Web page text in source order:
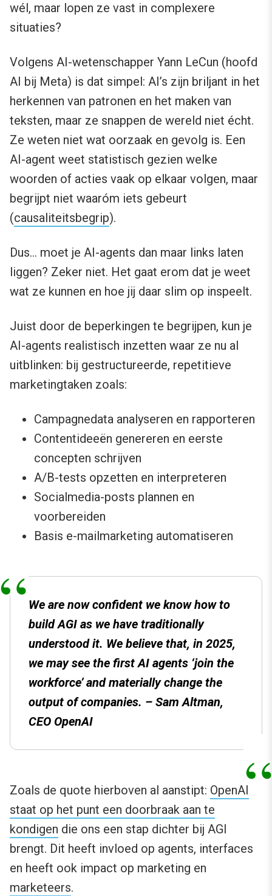
wél, maar lopen ze vast in complexere
situaties?
Volgens AI-wetenschapper Yann LeCun (hoofd
AI bij Meta) is dat simpel: AI’s zijn briljant in het
herkennen van patronen en het maken van
teksten, maar ze snappen de wereld niet écht.
Ze weten niet wat oorzaak en gevolg is. Een
AI-agent weet statistisch gezien welke
woorden of acties vaak op elkaar volgen, maar
begrijpt niet waaróm iets gebeurt
(causaliteitsbegrip).
Dus… moet je AI-agents dan maar links laten
liggen? Zeker niet. Het gaat erom dat je weet
wat ze kunnen en hoe jij daar slim op inspeelt.
Juist door de beperkingen te begrijpen, kun je
AI-agents realistisch inzetten waar ze nu al
uitblinken: bij gestructureerde, repetitieve
marketingtaken zoals:
Campagnedata analyseren en rapporteren
Contentideeën genereren en eerste
concepten schrijven
A/B-tests opzetten en interpreteren
Socialmedia-posts plannen en
voorbereiden
Basis e-mailmarketing automatiseren
We are now confident we know how to
build AGI as we have traditionally
understood it. We believe that, in 2025,
we may see the first AI agents ‘join the
workforce’ and materially change the
output of companies. – Sam Altman,
CEO OpenAI
Zoals de quote hierboven al aanstipt: OpenAI
staat op het punt een doorbraak aan te
kondigen die ons een stap dichter bij AGI
brengt. Dit heeft invloed op agents, interfaces
en heeft ook impact op marketing en
marketeers.